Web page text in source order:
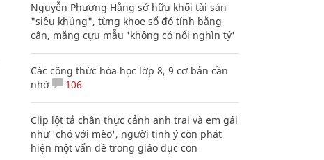
Nguyễn Phương Hằng sở hữu khối tài sản
"siêu khủng", từng khoe sổ đỏ tính bằng
cân, mắng cựu mẫu 'không có nổi nghìn tỷ'
Các công thức hóa học lớp 8, 9 cơ bản cần
nhớ
106
Clip lột tả chân thực cảnh anh trai và em gái
như 'chó với mèo', người tinh ý còn phát
hiện một vấn đề trong giáo dục con